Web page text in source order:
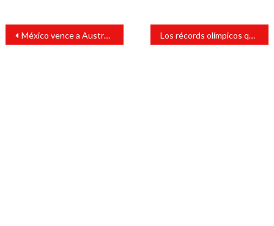
Navegación
entradas
México vence a Australia 4-1 en el softbol femenil y buscará la medalla de bronce Los récords olímpicos que se han roto en Tokio 2020